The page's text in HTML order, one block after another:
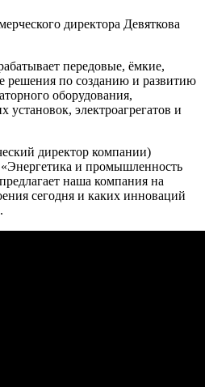
передовые, ёмкие,
решения по созданию и развитию
оборудования,
установок, электроагрегатов и
директор компании)
«Энергетика и промышленность
наша компания на
сегодня и каких инноваций